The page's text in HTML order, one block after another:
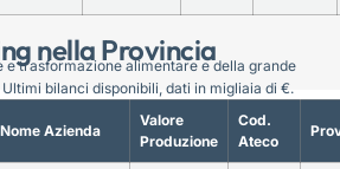
nella Provincia
Nome Azienda
Valore
Produzione
Cod.
Ateco
e trasformazione alimentare e della grande
bilanci disponibili, dati in migliaia di €.